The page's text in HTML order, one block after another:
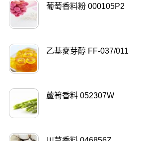
葡萄香料粉 000105P2
乙基麥芽醇 FF-037/011
蘆筍香料 052307W